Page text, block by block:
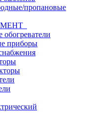
пропановые
приборы